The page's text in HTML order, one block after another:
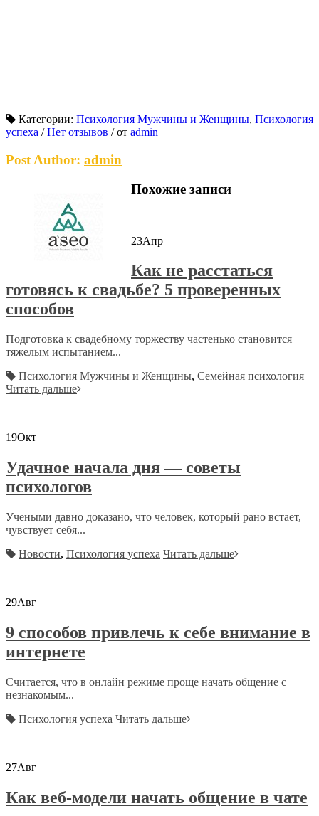
Категории: Психология Мужчины и Женщины, Психология
успеха / Нет отзывов /от admin
Post Author: admin
Похожие записи
23Апр
Как не расстаться
готовясь к свадьбе? 5 проверенных
способов
Подготовка к свадебному торжеству частенько становится
тяжелым испытанием...
Психология Мужчины и Женщины, Семейная психология
Читать дальше
19Окт
Удачное начала дня — советы
психологов
Учеными давно доказано, что человек, который рано встает,
чувствует себя...
Новости, Психология успеха Читать дальше
29Авг
9 способов привлечь к себе внимание в
интернете
Считается, что в онлайн режиме проще начать общение с
незнакомым...
Психология успеха Читать дальше
27Авг
Как веб-модели начать общение в чате